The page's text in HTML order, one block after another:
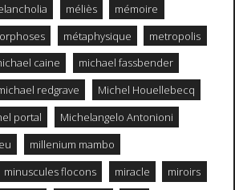
méliès
mémoire
métaphysique
metropolis
caine
michael fassbender
redgrave
Michel Houellebecq
portal
Michelangelo Antonioni
millenium mambo
minuscules flocons miracle
miroirs